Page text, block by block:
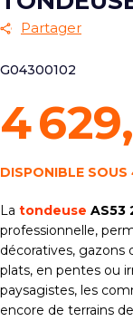
Partager
G04300102
4
DISPONIBLE SOUS
La tondeuse AS53
professionnelle,
décoratives, gazons
plats, en pentes ou
paysagistes, les
encore de terrains